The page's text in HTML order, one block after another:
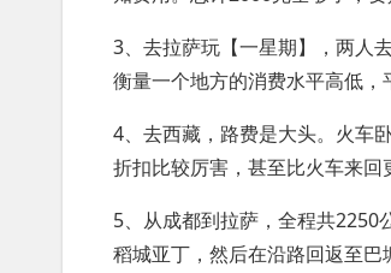
3、去拉萨玩【一星期】，两人
衡量一个地方的消费水平高低，
4、去西藏，路费是大头。火车
折扣比较厉害，甚至比火车来回
5、从成都到拉萨，全程共2250
稻城亚丁，然后在沿路回返至